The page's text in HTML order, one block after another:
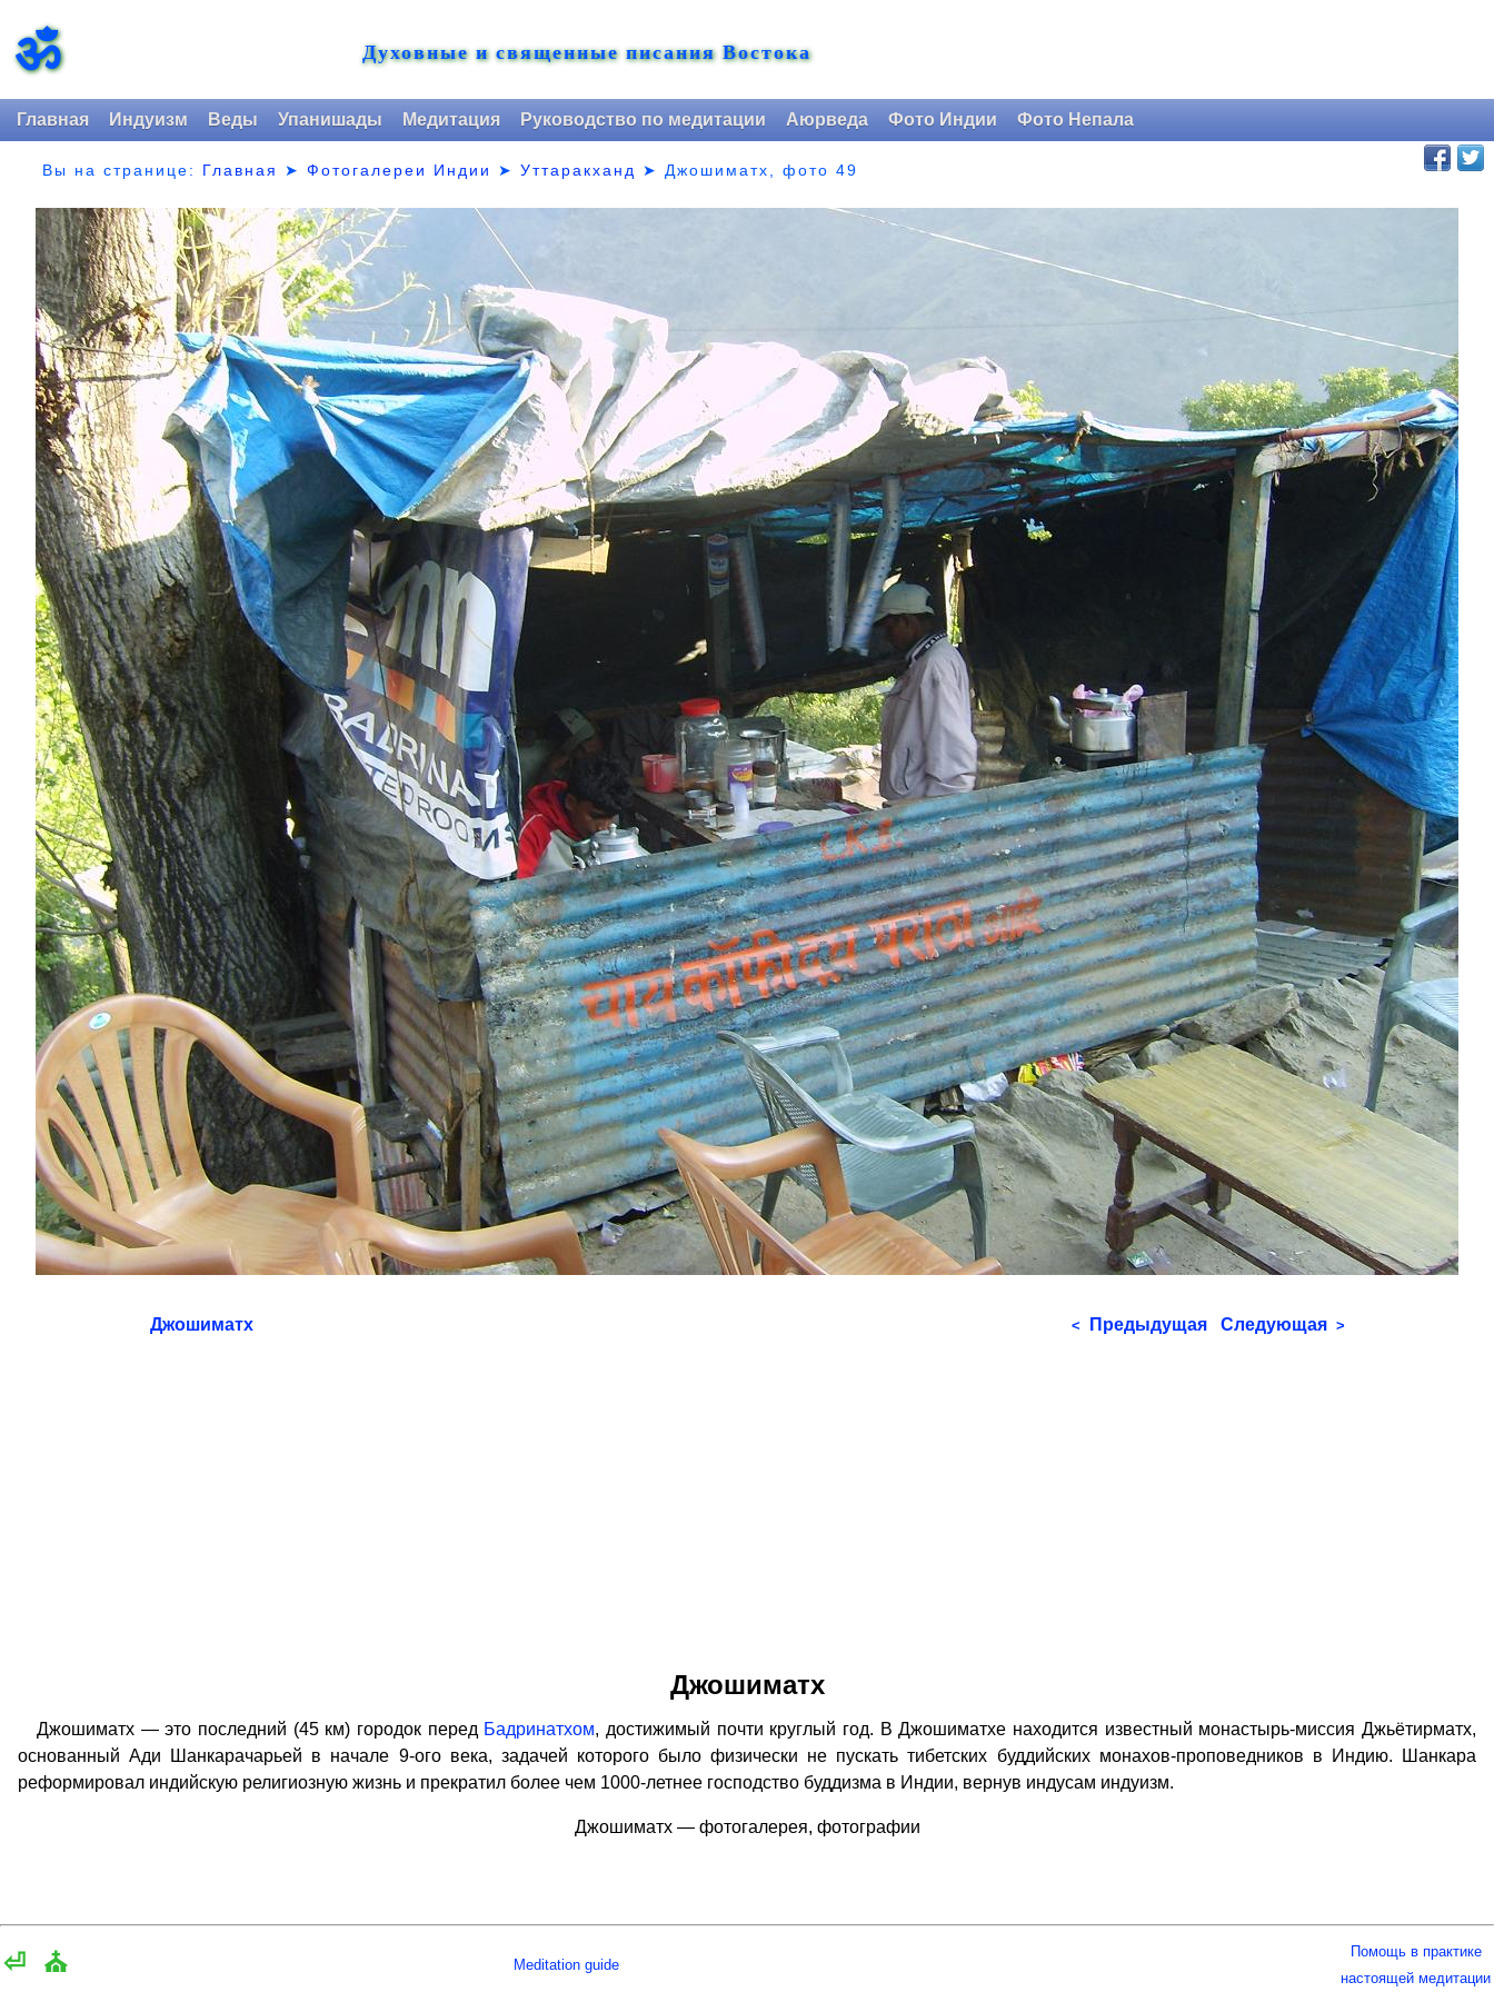
ॐ Духовные и священные писания Востока
Главная Индуизм Веды Упанишады Медитация Руководство по медитации Аюрведа Фото Индии Фото Непала
Вы на странице: Главная ➤Фотогалереи Индии ➤Уттаракханд ➤ Джошиматх, фото 49
Джошиматх < Предыдущая Следующая >
Джошиматх
Джошиматх — это последний (45 км) городок перед Бадринатхом, достижимый почти круглый год. В Джошиматхе находится известный монастырь-миссия Джьётирматх,
основанный Ади Шанкарачарьей в начале 9-ого века, задачей которого было физически не пускать тибетских буддийских монахов-проповедников в Индию. Шанкара
реформировал индийскую религиозную жизнь и прекратил более чем 1000-летнее господство буддизма в Индии, вернув индусам индуизм.
Джошиматх — фотогалерея, фотографии
⏎ ⛪ Meditation guide
Помощь в практике
настоящей медитации